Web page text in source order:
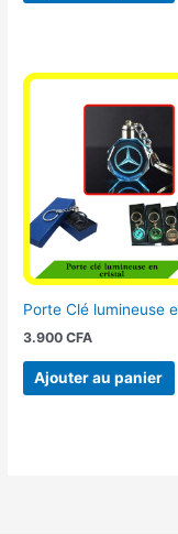
Porte Clé lumineuse
3.900CFA
Ajouter au panier